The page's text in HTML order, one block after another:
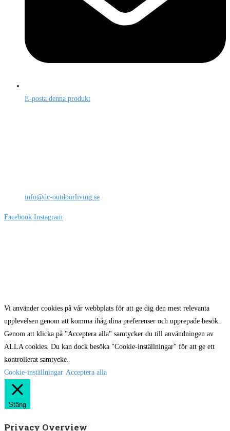
E-posta denna produkt
info@dc-outdoorliving.se
Facebook Instagram
Vi använder cookies på vår webbplats för att ge dig den mest relevanta
upplevelsen genom att komma ihåg dina preferenser och upprepade besök.
Genom att klicka på "Acceptera alla" samtycker du till användningen av
ALLA cookies. Du kan dock besöka "Cookie-inställningar" för att ge ett
kontrollerat samtycke.
Cookie-inställningar Acceptera alla
Stäng
Privacy Overview